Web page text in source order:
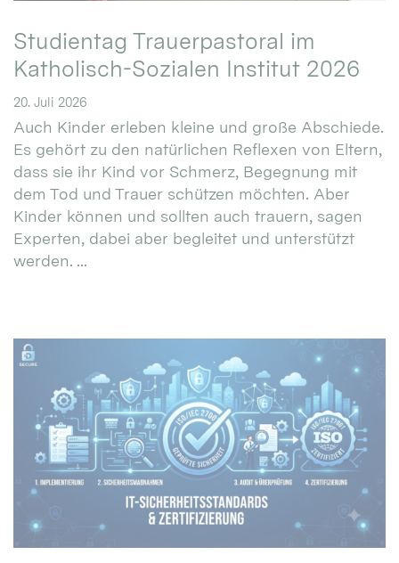
Studientag Trauerpastoral im
Katholisch-Sozialen Institut 2026
20. Juli 2026
Auch Kinder erleben kleine und große Abschiede.
Es gehört zu den natürlichen Reflexen von Eltern,
dass sie ihr Kind vor Schmerz, Begegnung mit
dem Tod und Trauer schützen möchten. Aber
Kinder können und sollten auch trauern, sagen
Experten, dabei aber begleitet und unterstützt
werden. ...